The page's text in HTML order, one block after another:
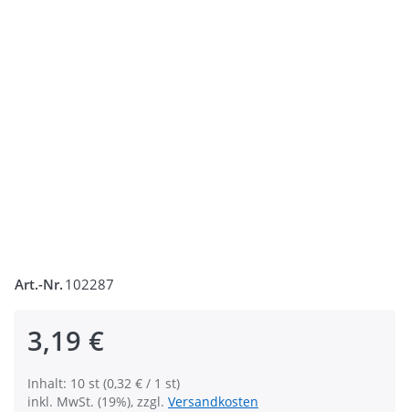
Art.-Nr. 102287
3,19 €
Inhalt: 10 st (0,32 € / 1 st)
inkl. MwSt. (19%), zzgl. Versandkosten